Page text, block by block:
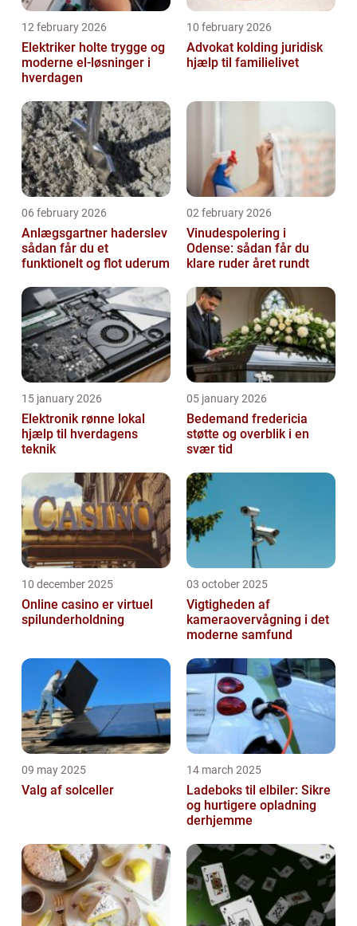
12 february 2026
Elektriker holte trygge og
moderne el-løsninger i
hverdagen
10 february 2026
Advokat kolding juridisk
hjælp til familielivet
06 february 2026
Anlægsgartner haderslev
sådan får du et
funktionelt og flot uderum
02 february 2026
Vinudespolering i
Odense: sådan får du
klare ruder året rundt
15 january 2026
Elektronik rønne lokal
hjælp til hverdagens
teknik
05 january 2026
Bedemand fredericia
støtte og overblik i en
svær tid
10 december 2025
Online casino er virtuel
spilunderholdning
03 october 2025
Vigtigheden af
kameraovervågning i det
moderne samfund
09 may 2025
Valg af solceller
14 march 2025
Ladeboks til elbiler: Sikre
og hurtigere opladning
derhjemme